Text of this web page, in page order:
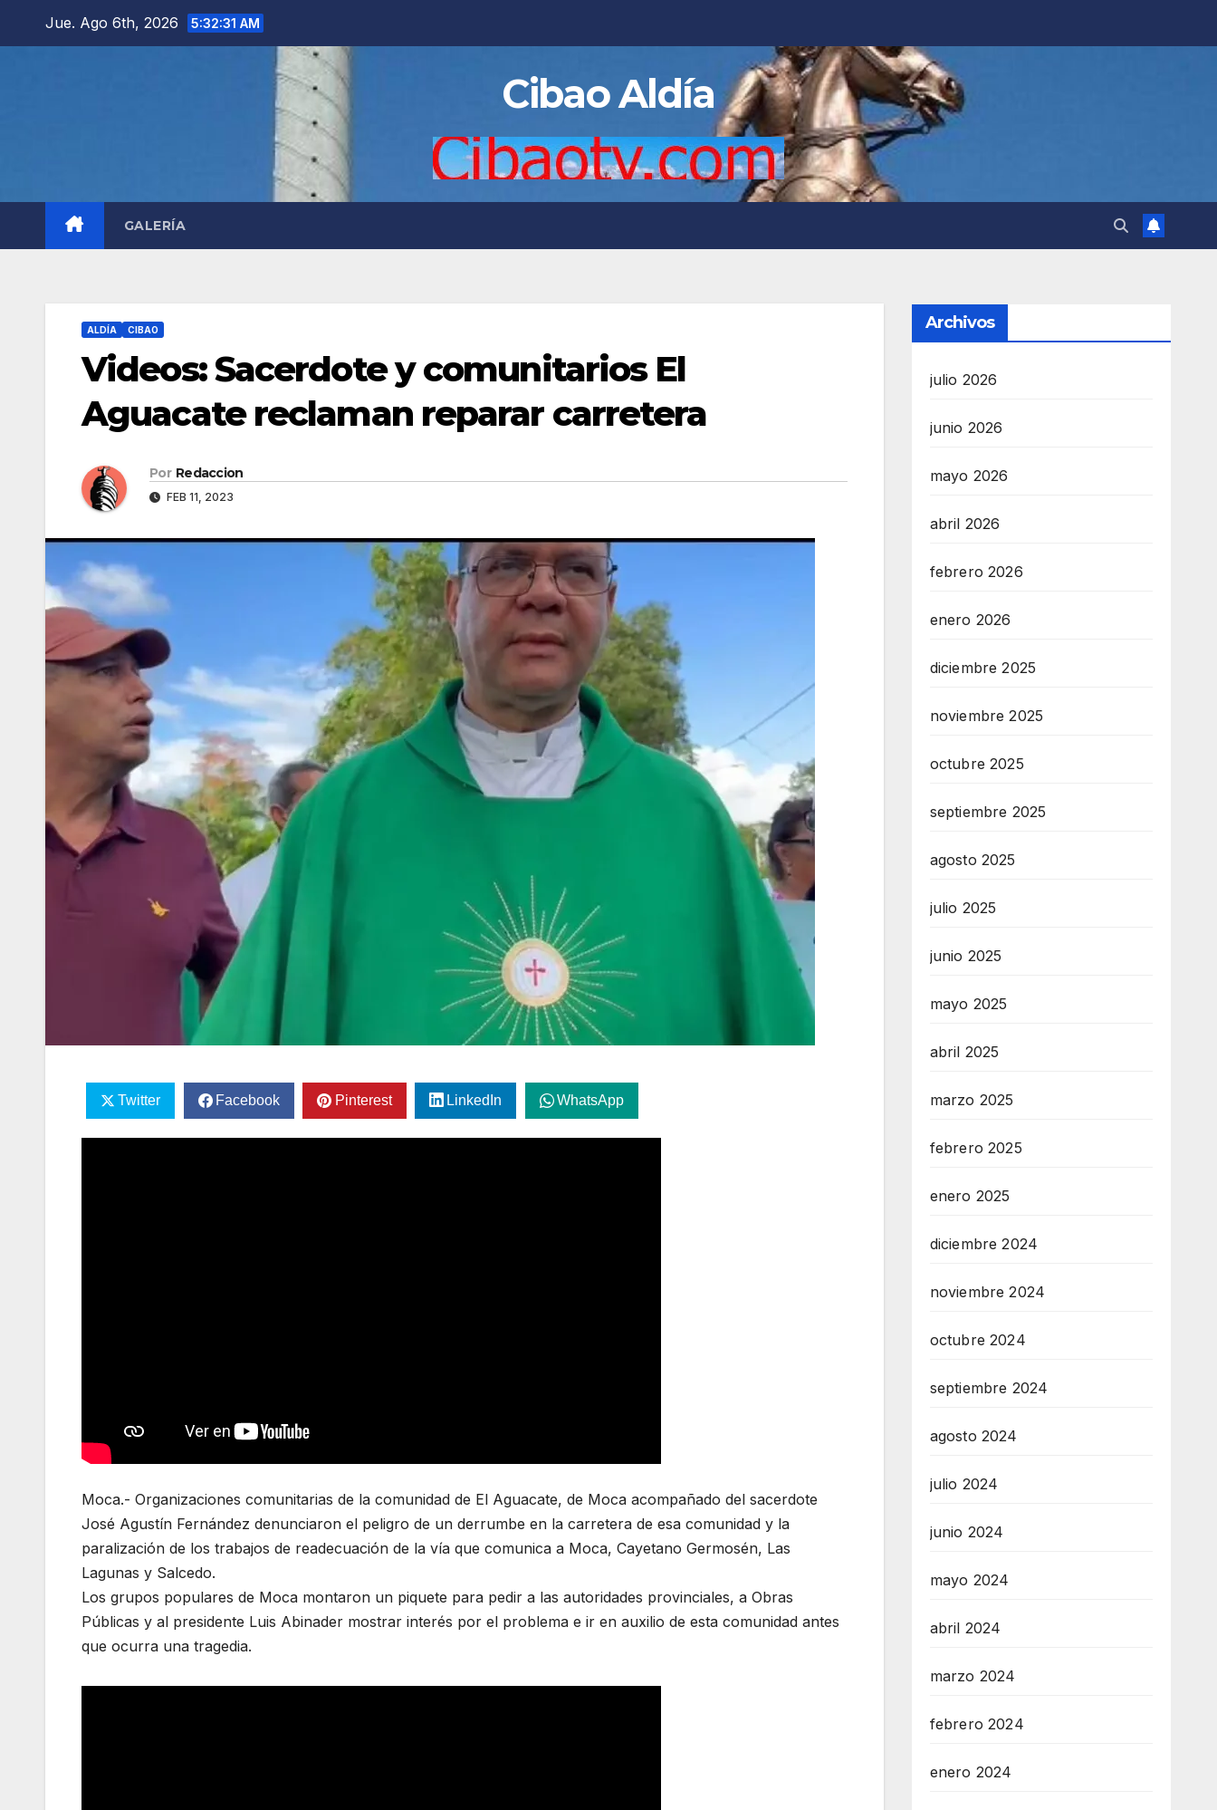
Jue. Ago 6th, 2026 5:32:32 AM
Cibao Aldía
GALERÍA
ALDÍA CIBAO
Videos: Sacerdote y comunitarios El
Aguacate reclaman reparar carretera
Por Redaccion
FEB 11, 2023
Twitter Facebook Pinterest LinkedIn WhatsApp
Moca.- Organizaciones comunitarias de la comunidad de El Aguacate, de Moca acompañado del sacerdote
José Agustín Fernández denunciaron el peligro de un derrumbe en la carretera de esa comunidad y la
paralización de los trabajos de readecuación de la vía que comunica a Moca, Cayetano Germosén, Las
Lagunas y Salcedo.
Los grupos populares de Moca montaron un piquete para pedir a las autoridades provinciales, a Obras
Públicas y al presidente Luis Abinader mostrar interés por el problema e ir en auxilio de esta comunidad antes
que ocurra una tragedia.
Archivos
julio 2026
junio 2026
mayo 2026
abril 2026
febrero 2026
enero 2026
diciembre 2025
noviembre 2025
octubre 2025
septiembre 2025
agosto 2025
julio 2025
junio 2025
mayo 2025
abril 2025
marzo 2025
febrero 2025
enero 2025
diciembre 2024
noviembre 2024
octubre 2024
septiembre 2024
agosto 2024
julio 2024
junio 2024
mayo 2024
abril 2024
marzo 2024
febrero 2024
enero 2024